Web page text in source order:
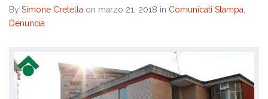
By Simone Cretella on marzo 21, 2018 in Comunicati Stampa
Denuncia